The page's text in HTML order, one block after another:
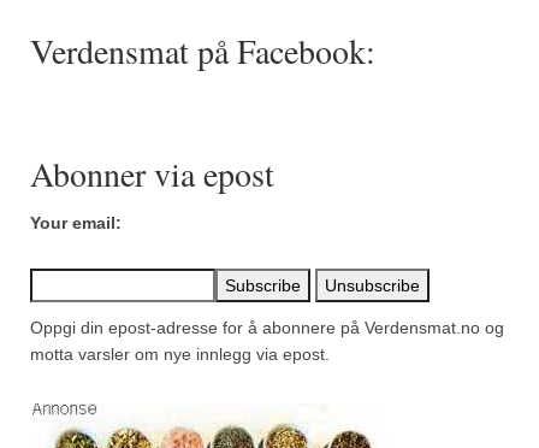
Om oss
Nettbutikk
Verdensmat på Facebook:
Abonner via epost
Your email:
Oppgi din epost-adresse for å abonnere på Verdensmat.no og
motta varsler om nye innlegg via epost.